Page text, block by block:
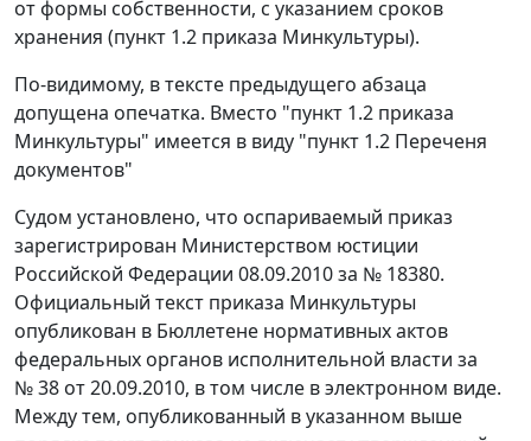
от формы собственности, с указанием сроков
хранения (пункт 1.2 приказа Минкультуры).
По-видимому, в тексте предыдущего абзаца
допущена опечатка. Вместо "пункт 1.2 приказа
Минкультуры" имеется в виду "пункт 1.2 Переченя
документов"
Судом установлено, что оспариваемый приказ
зарегистрирован Министерством юстиции
Российской Федерации 08.09.2010 за № 18380.
Официальный текст приказа Минкультуры
опубликован в Бюллетене нормативных актов
федеральных органов исполнительной власти за
№ 38 от 20.09.2010, в том числе в электронном виде.
Между тем, опубликованный в указанном выше